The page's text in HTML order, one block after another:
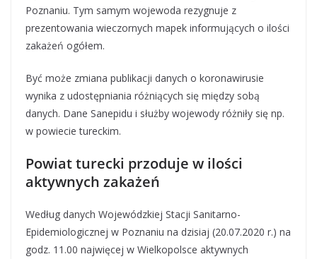
Poznaniu. Tym samym wojewoda rezygnuje z
prezentowania wieczornych mapek informujących o ilości
zakażeń ogółem.
Być może zmiana publikacji danych o koronawirusie
wynika z udostępniania różniących się między sobą
danych. Dane Sanepidu i służby wojewody różniły się np.
w powiecie tureckim.
Powiat turecki przoduje w ilości
aktywnych zakażeń
Według danych Wojewódzkiej Stacji Sanitarno-
Epidemiologicznej w Poznaniu na dzisiaj (20.07.2020 r.) na
godz. 11.00 najwięcej w Wielkopolsce aktywnych